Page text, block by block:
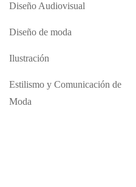
Diseño Audiovisual
Diseño de moda
Ilustración
Estilismo y Comunicación de
Moda